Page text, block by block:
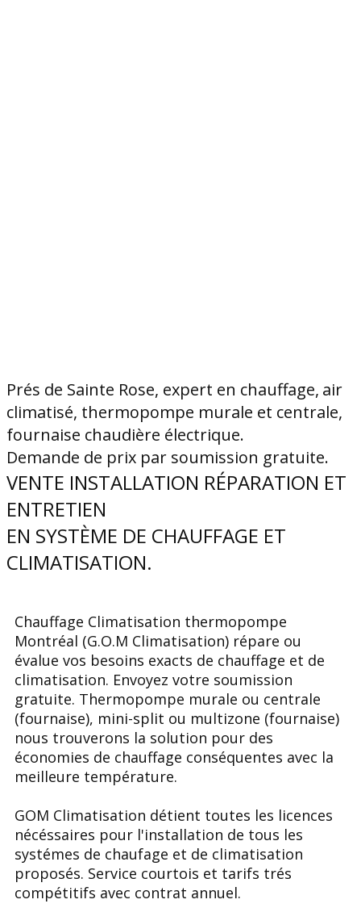
Prés de ​Sainte Rose, expert en chauffage, air
climatisé, thermopompe murale et centrale,
fournaise chaudière électrique.
Demande de prix par soumission gratuite.
VENTE INSTALLATION RÉPARATION ET
ENTRETIEN
EN SYSTÈME DE CHAUFFAGE ET
CLIMATISATION.
Chauffage Climatisation thermopompe
Montréal (G.O.M Climatisation) répare ou
évalue vos besoins exacts de chauffage et de
climatisation. Envoyez votre soumission
gratuite. Thermopompe murale ou centrale
(fournaise), mini-split ou multizone (fournaise)
nous trouverons la solution pour des
économies de chauffage conséquentes avec la
meilleure température.
GOM Climatisation détient toutes les licences
nécéssaires pour l'installation de tous les
systémes de chaufage et de climatisation
proposés. Service courtois et tarifs trés
compétitifs avec contrat annuel.